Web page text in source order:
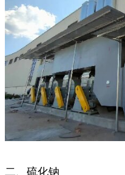
二、硫化钠